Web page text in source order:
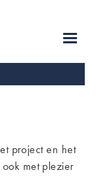
project en het
met plezier